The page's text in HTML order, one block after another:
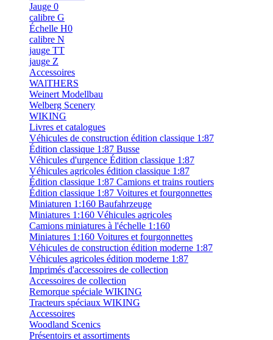
Jauge 0
calibre G
Échelle H0
calibre N
jauge TT
jauge Z
Accessoires
WAlTHERS
Weinert Modellbau
Welberg Scenery
WIKING
Livres et catalogues
Véhicules de construction édition classique 1:87
Édition classique 1:87 Busse
Véhicules d'urgence Édition classique 1:87
Véhicules agricoles édition classique 1:87
Édition classique 1:87 Camions et trains routiers
Édition classique 1:87 Voitures et fourgonnettes
Miniaturen 1:160 Baufahrzeuge
Miniatures 1:160 Véhicules agricoles
Camions miniatures à l'échelle 1:160
Miniatures 1:160 Voitures et fourgonnettes
Véhicules de construction édition moderne 1:87
Véhicules agricoles édition moderne 1:87
Imprimés d'accessoires de collection
Accessoires de collection
Remorque spéciale WIKING
Tracteurs spéciaux WIKING
Accessoires
Woodland Scenics
Présentoirs et assortiments